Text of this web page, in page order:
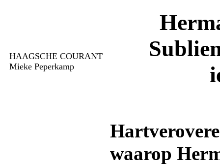
HAAGSCHE COURANT
Mieke Peperkamp
waarop